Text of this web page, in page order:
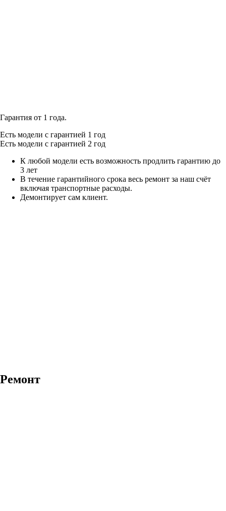
Гарантия от 1 года.
Есть модели с гарантией 1 год
Есть модели с гарантией 2 год
К любой модели есть возможность продлить гарантию до
3 лет
В течение гарантийного срока весь ремонт за наш счёт
включая транспортные расходы.
Демонтирует сам клиент.
Ремонт